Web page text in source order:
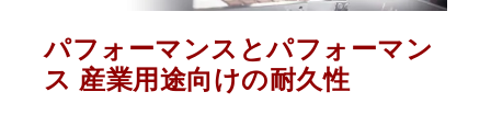
パフォーマンスとパフォーマン
ス 産業用途向けの耐久性